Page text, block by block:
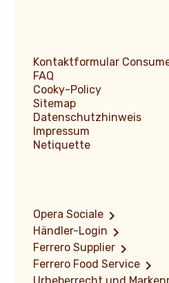
Kontaktformular
FAQ
Cooky-Policy
Sitemap
Datenschutzhinweis
Impressum
Netiquette
Opera Sociale
Händler-Login
Ferrero Supplier
Ferrero Food Service